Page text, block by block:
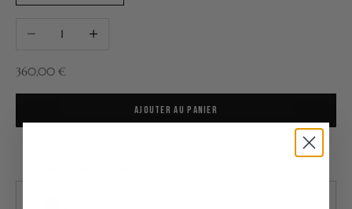
Diminuer la quantitéAugmenter la quantité
Prix de vente
360,00 €
AJOUTER AU PANIER